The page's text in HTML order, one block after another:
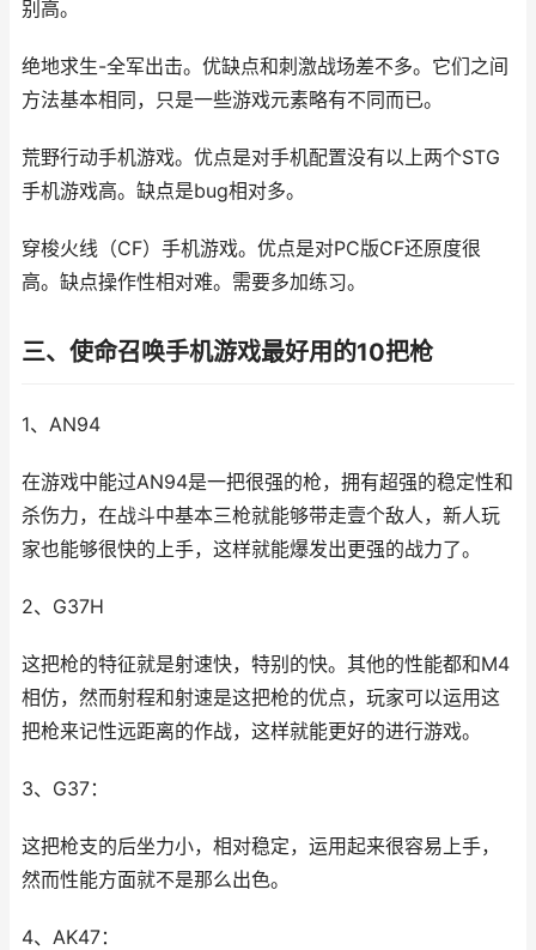
别高。
绝地求生-全军出击。优缺点和刺激战场差不多。它们之间
方法基本相同，只是一些游戏元素略有不同而已。
荒野行动手机游戏。优点是对手机配置没有以上两个STG
手机游戏高。缺点是bug相对多。
穿梭火线（CF）手机游戏。优点是对PC版CF还原度很
高。缺点操作性相对难。需要多加练习。
三、使命召唤手机游戏最好用的10把枪
1、AN94
在游戏中能过AN94是一把很强的枪，拥有超强的稳定性和
杀伤力，在战斗中基本三枪就能够带走壹个敌人，新人玩
家也能够很快的上手，这样就能爆发出更强的战力了。
2、G37H
这把枪的特征就是射速快，特别的快。其他的性能都和M4
相仿，然而射程和射速是这把枪的优点，玩家可以运用这
把枪来记性远距离的作战，这样就能更好的进行游戏。
3、G37：
这把枪支的后坐力小，相对稳定，运用起来很容易上手，
然而性能方面就不是那么出色。
4、AK47：